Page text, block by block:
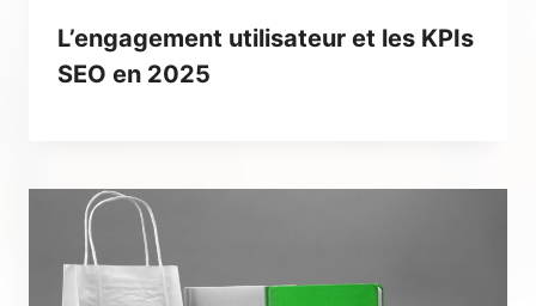
L’engagement utilisateur et les KPIs
SEO en 2025